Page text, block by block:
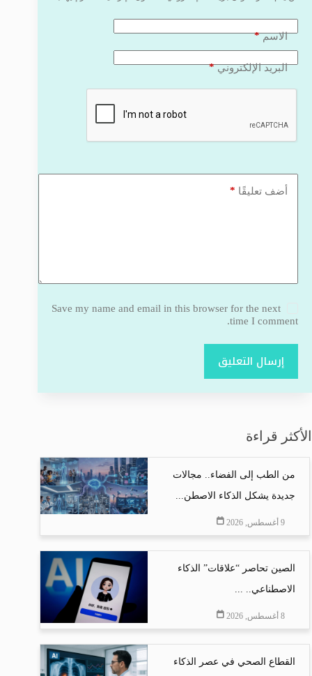
الاسم*
البريد الإلكتروني*
أضف تعليقًا *
Save my name and email in this browser for the next
time I comment.
إرسال التعليق
الأكثر قراءة
من الطب إلى الفضاء.. مجالات
جديدة يشكل الذكاء الاصطن...
9 أغسطس, 2026
الصين تحاصر “علاقات” الذكاء
الاصطناعي.. ...
8 أغسطس, 2026
القطاع الصحي في عصر الذكاء